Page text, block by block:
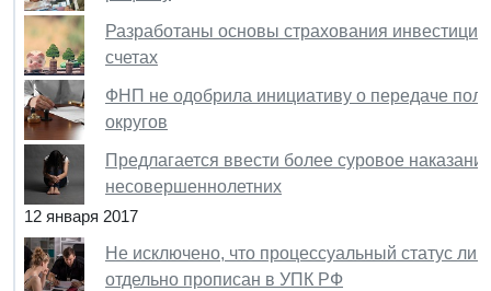
Разработаны основы страхования
счетах
ФНП не одобрила инициативу о передаче
округов
Предлагается ввести более суровое
несовершеннолетних
12 января 2017
Не исключено, что процессуальный статус
отдельно прописан в УПК РФ